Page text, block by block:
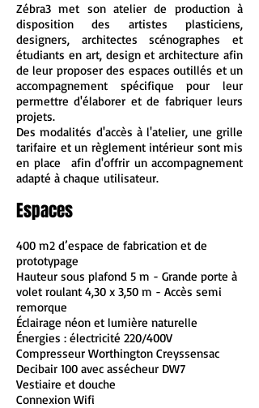
Zébra3 met son atelier de production à
disposition des artistes plasticiens,
designers, architectes scénographes et
étudiants en art, design et architecture afin
de leur proposer des espaces outillés et un
accompagnement spécifique pour leur
permettre d'élaborer et de fabriquer leurs
projets.
Des modalités d'accès à l'atelier, une grille
tarifaire et un règlement intérieur sont mis
en place afin d'offrir un accompagnement
adapté à chaque utilisateur.
Espaces
400 m2 d’espace de fabrication et de
prototypage
Hauteur sous plafond 5 m - Grande porte à
volet roulant 4,30 x 3,50 m - Accès semi
remorque
Éclairage néon et lumière naturelle
Énergies : électricité 220/400V
Compresseur Worthington Creyssensac
Decibair 100 avec assécheur DW7
Vestiaire et douche
Connexion Wifi